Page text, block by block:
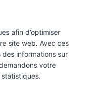
afin d’optimiser
site web. Avec ces
informations sur
votre